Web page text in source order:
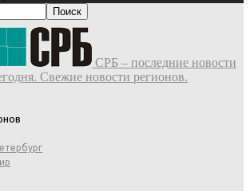
СРБ – последние новости
Свежие новости регионов.